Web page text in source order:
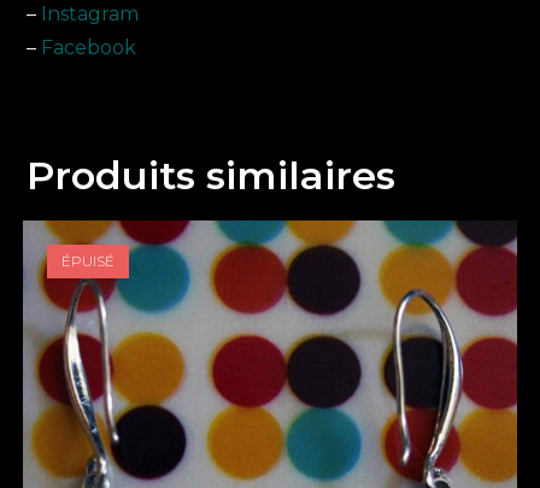
– Instagram
– Facebook
Produits similaires
ÉPUISÉ